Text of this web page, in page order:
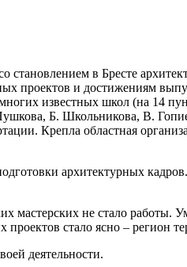
становлением в Бресте
проектов и достижениям
известных школ (на 14
Б. Школьникова, В.
Крепла областная
архитектурных
мастерских не стало работы.
стало ясно – регион
деятельности.